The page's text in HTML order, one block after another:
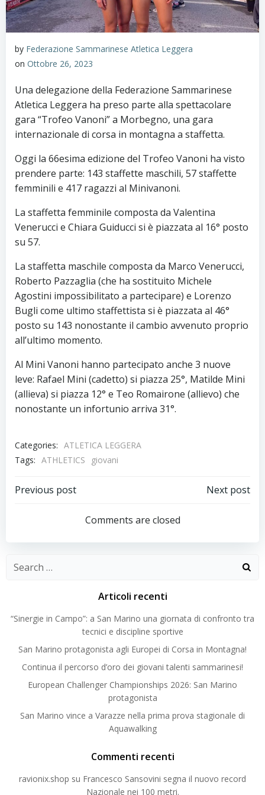
by Federazione Sammarinese Atletica Leggera
on Ottobre 26, 2023
Una delegazione della Federazione Sammarinese
Atletica Leggera ha preso parte alla spettacolare
gara “Trofeo Vanoni” a Morbegno, una gara
internazionale di corsa in montagna a staffetta.
Oggi la 66esima edizione del Trofeo Vanoni ha visto
prendere parte: 143 staffette maschili, 57 staffette
femminili e 417 ragazzi al Minivanoni.
La staffetta femminile composta da Valentina
Venerucci e Chiara Guiducci si è piazzata al 16° posto
su 57.
La staffetta maschile composta da Marco Venerucci,
Roberto Pazzaglia (che ha sostituito Michele
Agostini impossibilitato a partecipare) e Lorenzo
Bugli come ultimo staffettista si è piazzata al 46°
posto su 143 nonostante il cambio avvenuto proprio
all’ultimo momento.
Al Mini Vanoni hanno partecipato anche 3 nuove
leve: Rafael Mini (cadetto) si piazza 25°, Matilde Mini
(allieva) si piazza 12° e Teo Romairone (allievo) che
nonostante un infortunio arriva 31°.
Categories: ATLETICA LEGGERA
Tags: ATHLETICS giovani
Post
navigation
Previous post
navigation
Next post
Comments are closed
Search
Articoli recenti
“Sinergie in Campo”: a San Marino una giornata di confronto tra
tecnici e discipline sportive
San Marino protagonista agli Europei di Corsa in Montagna!
Continua il percorso d’oro dei giovani talenti sammarinesi!
European Challenger Championships 2026: San Marino
protagonista
San Marino vince a Varazze nella prima prova stagionale di
Aquawalking
Commenti recenti
ravionix.shop su Francesco Sansovini segna il nuovo record
Nazionale nei 100 metri.